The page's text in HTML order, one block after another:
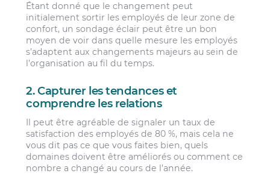
Étant donné que le changement peut
initialement sortir les employés de leur zone de
confort, un sondage éclair peut être un bon
moyen de voir dans quelle mesure les employés
s’adaptent aux changements majeurs au sein de
l’organisation au fil du temps.
2. Capturer les tendances et
comprendre les relations
Il peut être agréable de signaler un taux de
satisfaction des employés de 80 %, mais cela ne
vous dit pas ce que vous faites bien, quels
domaines doivent être améliorés ou comment ce
nombre a changé au cours de l’année.